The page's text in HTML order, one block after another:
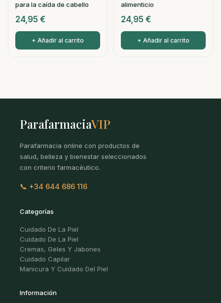
para la caída de cabello
24,95 €
+ Añadir al carrito
alimenticio
24,95 €
+ Añadir al carrito
ParafarmaciaVIP
Parafarmacia online con productos de
salud, belleza y bienestar seleccionados
con criterio farmacéutico.
📞 +34 644 686 116
Categorías
Cuidado De La Piel
Cuidado De La Piel
Cremas, Geles Y Jabones
Cuidado Capilar
Manicura Y Cuidado Del Piel
Información